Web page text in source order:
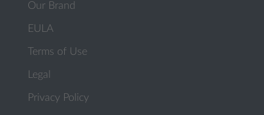
Our Brand
EULA
Terms of Use
Legal
Privacy Policy